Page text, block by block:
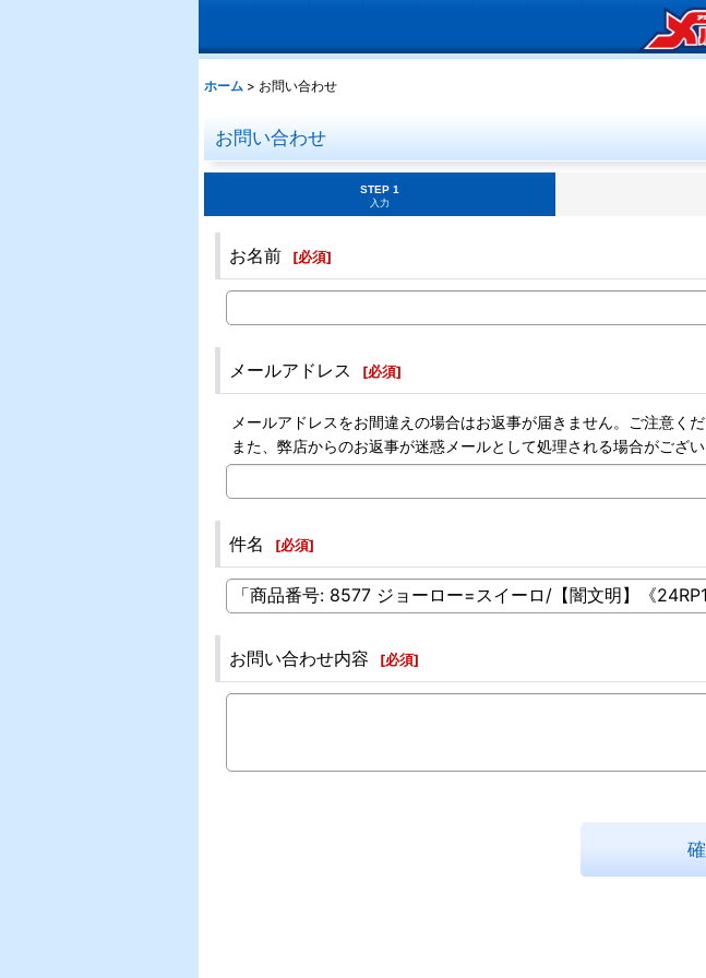
ホーム > お問い合わせ
お問い合わせ
STEP 1
入力
お名前 [必須]
メールアドレス [必須]
メールアドレスをお間違えの場合はお返事が届きません。ご注意くだ
また、弊店からのお返事が迷惑メールとして処理される場合がござ
件名 [必須]
お問い合わせ内容 [必須]